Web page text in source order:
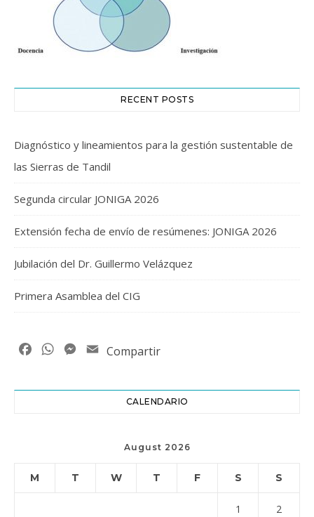
RECENT POSTS
Diagnóstico y lineamientos para la gestión sustentable de
las Sierras de Tandil
Segunda circular JONIGA 2026
Extensión fecha de envío de resúmenes: JONIGA 2026
Jubilación del Dr. Guillermo Velázquez
Primera Asamblea del CIG
FacebookWhatsAppMessenger
Email
Compartir
CALENDARIO
August 2026
M T W T F S S
1 2